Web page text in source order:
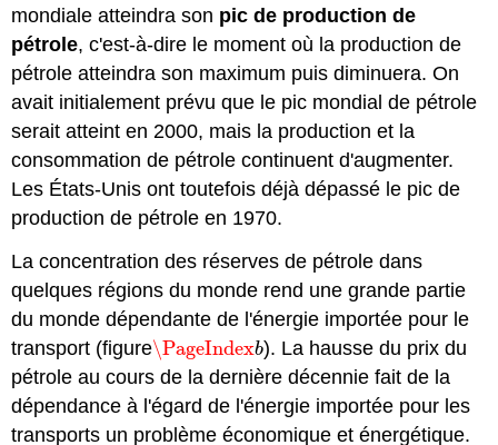
mondiale atteindra son pic de production de
pétrole, c'est-à-dire le moment où la production de
pétrole atteindra son maximum puis diminuera. On
avait initialement prévu que le pic mondial de pétrole
serait atteint en 2000, mais la production et la
consommation de pétrole continuent d'augmenter.
Les États-Unis ont toutefois déjà dépassé le pic de
production de pétrole en 1970.
La concentration des réserves de pétrole dans
quelques régions du monde rend une grande partie
du monde dépendante de l'énergie importée pour le
transport (figure\PageIndexb
\PageIndexb). La hausse du prix du
pétrole au cours de la dernière décennie fait de la
dépendance à l'égard de l'énergie importée pour les
transports un problème économique et énergétique.